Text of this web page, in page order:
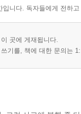
니다. 독자들에게 전하
곳에 게재됩니다.
기를, 책에 대한 문의는